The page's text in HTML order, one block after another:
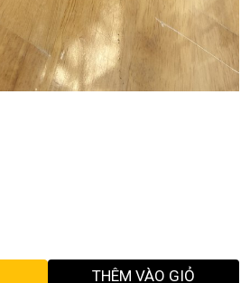
THÊM VÀO GIỎ